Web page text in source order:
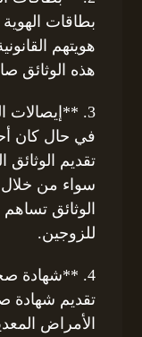
بطاقات الهوية
هويتهم
هذه الوثائق
3. **إيصالات
في حال كان
تقديم الوثائق
سواء من خلال
الوثائق
للزوجين.
4. **شهادة
تقديم شهادة
الأمراض